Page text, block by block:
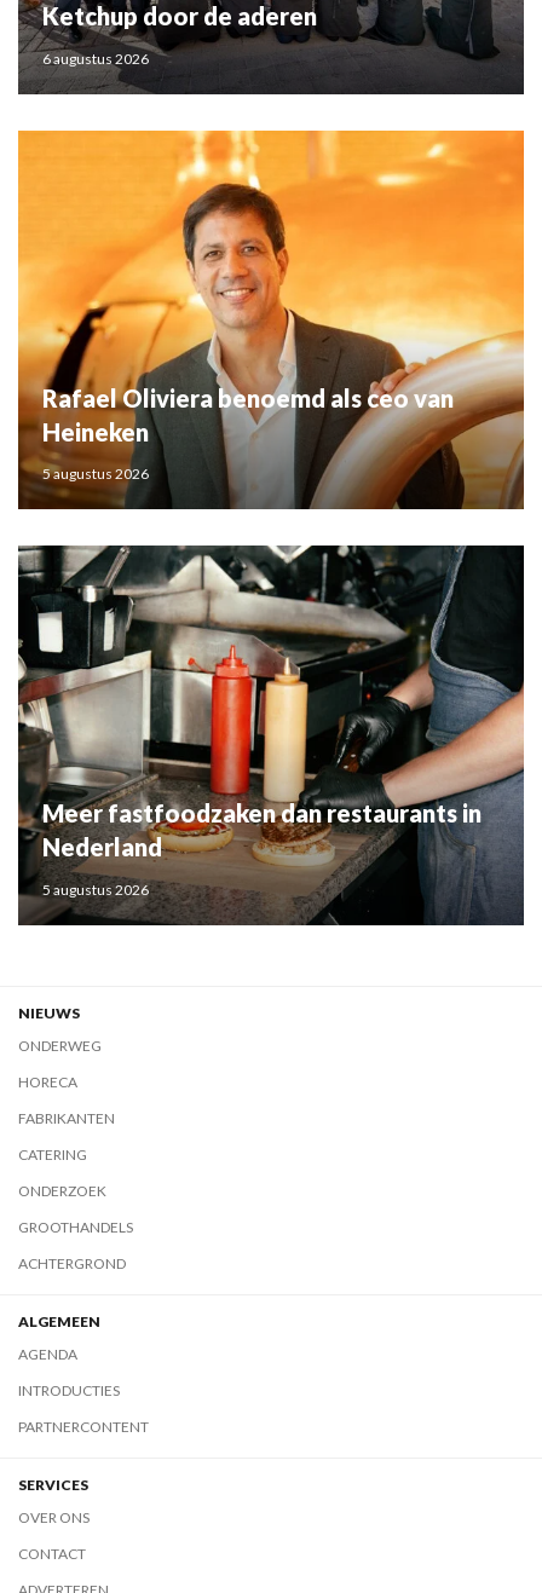
Ketchup door de aderen
6 augustus 2026
Rafael Oliviera benoemd als ceo van
Heineken
5 augustus 2026
Meer fastfoodzaken dan restaurants in
Nederland
5 augustus 2026
NIEUWS
ONDERWEG
HORECA
FABRIKANTEN
CATERING
ONDERZOEK
GROOTHANDELS
ACHTERGROND
ALGEMEEN
AGENDA
INTRODUCTIES
PARTNERCONTENT
SERVICES
OVER ONS
CONTACT
ADVERTEREN